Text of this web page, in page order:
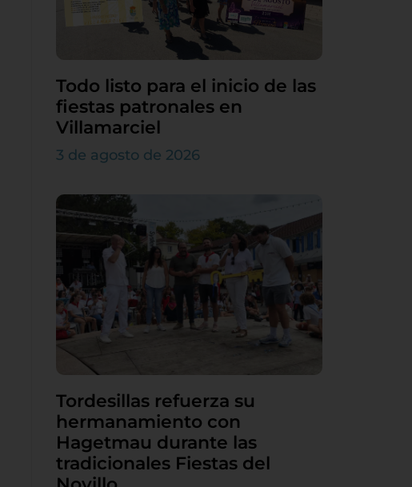
Todo listo para el inicio de las
fiestas patronales en
Villamarciel
3 de agosto de 2026
Tordesillas refuerza su
hermanamiento con
Hagetmau durante las
tradicionales Fiestas del